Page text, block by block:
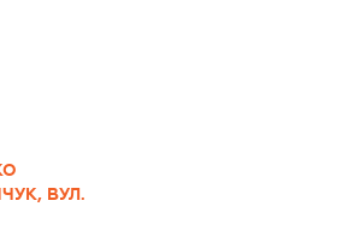
ВУЛ.